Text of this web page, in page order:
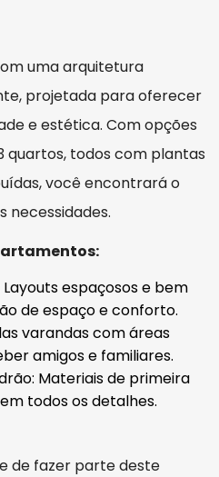
uma arquitetura
projetada para oferecer
e estética. Com opções
quartos, todos com plantas
você encontrará o
necessidades.
espaçosos e bem
de espaço e conforto.
varandas com áreas
amigos e familiares.
Materiais de primeira
todos os detalhes.
de fazer parte deste